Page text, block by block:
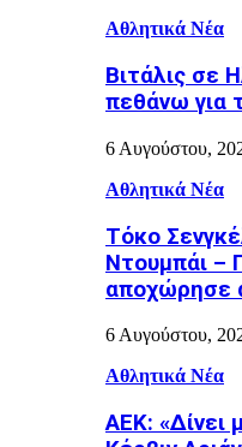
Αθλητικά Νέα
Βιτάλις σε
πεθάνω για
6 Αυγούστου,
Αθλητικά Νέα
Τόκο
Ντουμπάι –
αποχώρησε
6 Αυγούστου,
Αθλητικά Νέα
AEK: «Δίνει